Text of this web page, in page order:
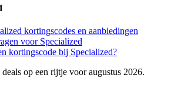
kortingscodes en aanbiedingen
voor Specialized
kortingscode bij Specialized?
op een rijtje voor augustus 2026.